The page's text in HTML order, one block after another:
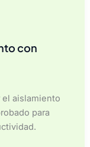
con
aislamiento
para